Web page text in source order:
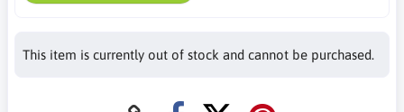
This item is currently out of stock and cannot be purchased.